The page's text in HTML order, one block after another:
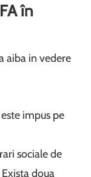
în
aiba in vedere
impus pe
sociale de
doua